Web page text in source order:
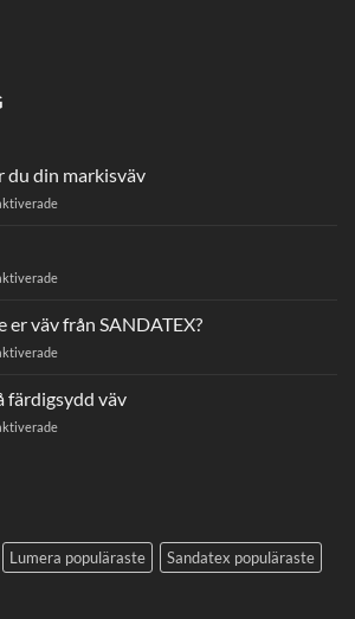
du din markisväv
för
du
markisväv
för
väv från SANDATEX?
för
inte
er
färdigsydd väv
för
Lumera populäraste
Sandatex populäraste